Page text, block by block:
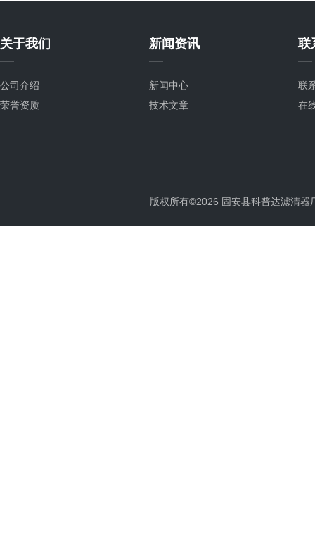
关于我们
公司介绍
荣誉资质
新闻资讯
新闻中心
技术文章
联
联
在
版权所有©2026 固安县科普达滤清